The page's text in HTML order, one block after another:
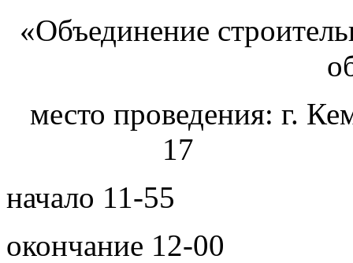
«Объединение
место проведения: г.
17 14
начало
окончание 12-00